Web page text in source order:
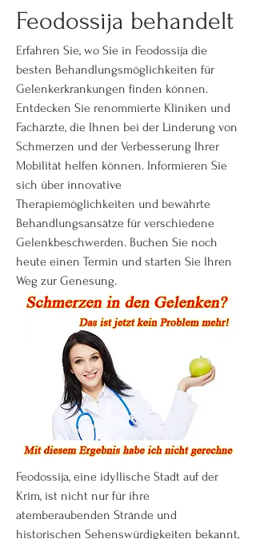
Feodossija behandelt
Erfahren Sie, wo Sie in Feodossija die
besten Behandlungsmöglichkeiten für
Gelenkerkrankungen finden können.
Entdecken Sie renommierte Kliniken und
Fachärzte, die Ihnen bei der Linderung von
Schmerzen und der Verbesserung Ihrer
Mobilität helfen können. Informieren Sie
sich über innovative
Therapiemöglichkeiten und bewährte
Behandlungsansätze für verschiedene
Gelenkbeschwerden. Buchen Sie noch
heute einen Termin und starten Sie Ihren
Weg zur Genesung.
Feodossija, eine idyllische Stadt auf der
Krim, ist nicht nur für ihre
atemberaubenden Strände und
historischen Sehenswürdigkeiten bekannt,